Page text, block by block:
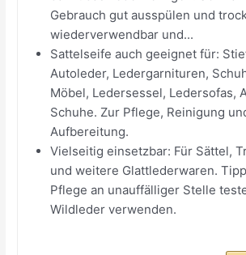
Gebrauch gut ausspülen und
wiederverwendbar und...
Sattelseife auch geeignet für:
Autoleder, Ledergarnituren,
Möbel, Ledersessel, Ledersofas,
Schuhe. Zur Pflege, Reinigung
Aufbereitung.
Vielseitig einsetzbar: Für Sättel,
und weitere Glattlederwaren.
Pflege an unauffälliger Stelle
Wildleder verwenden.